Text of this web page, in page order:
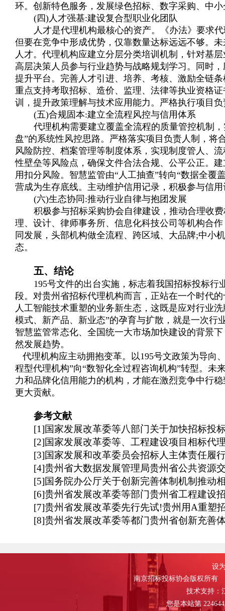
环。创新特色服务，发展绿色招标、数字采购、中
(四)人才强基:建设复合型职业化团队
人才是代理机构最核心的资产。《办法》要求
但要在竞争中形成优势，仅靠数量达标远远不够。
人才。代理机构应建立分层分类培训机制，针对基
高层决策人员参与行业趋势与战略规划学习。同时
提升平台。完善人才引进、培养、考核、激励全链
重点支持考取招标、造价、监理、法律等执业资格
训，提升政策理解与技术应用能力。严格执行项目
(五)合规固本:建立全流程风控与信用体系
代理机构需要建立覆盖全流程的质量管控机制
盘”的系统性风控思路。严格落实项目负责人制，将
风险防控、档案管理等制度体系，实现制度管人、
性壁垒等风险点，确保文件合法合规、公平公正。
用扣分风险。智慧监管由“人工抽查”转向“数据全
营成为生存底线。主动维护信用记录，积极参与信
(六)生态协同:推动行业自律与抱团发展
积极参与招标采购协会自律建设，推动合理收
理、设计、律师事务所、信息化科技公司等机构合
同发展，头部机构做全流程、跨区域、大品牌;中小
态。
五、结论
195号文件的出台实施，标志着我国招标投标
段。对贵州省招标代理机构而言，正站在一个时代
人工智能技术重塑的业务新生态，这既是应对行业
模式、新产品、新业态”的孕育与扩散，就是一次行
智慧监管常态化、全国统一大市场加快建设的背景
然发展趋势。
代理机构应主动拥抱变革。以195号文政策为导向
程型代理机构”向“数智化全过程咨询机构”转型。
力和品牌化信用能力的机构，才能在激烈竞争中行
更大贡献。
参考文献
[1]国家发展改革委等八部门关于加快招标投
[2]国家发展改革委等、工程建设项目相标代
[3]国家发展和改革委员会招标人主体责任履
[4]贵州省大数据发展管理局贵州省公共资源
[5]国务院办公厅关于创新完善体制机制推动
[6]贵州省发展改革委等部门贵州省工程建设
[7]贵州省发展改革委先行先试!贵州用A重塑
[8]贵州省发展改革委等都门贵州省创新充善
设
南京招标投标协会版权所有
技术支持：
您是本站第